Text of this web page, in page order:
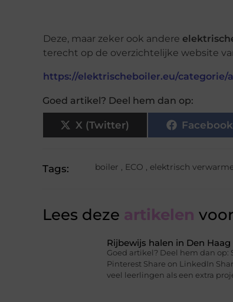
Deze, maar zeker ook andere
terecht op de overzichtelijke website
https://elektrischeboiler.eu/categorie/
Goed artikel? Deel hem dan op:
X (Twitter) Facebook
Tags: boiler , ECO , elektrisch
Lees deze artikelen
Rijbewijs halen in Den
Goed artikel? Deel hem dan op:
Pinterest Share on LinkedIn
veel leerlingen als een extra